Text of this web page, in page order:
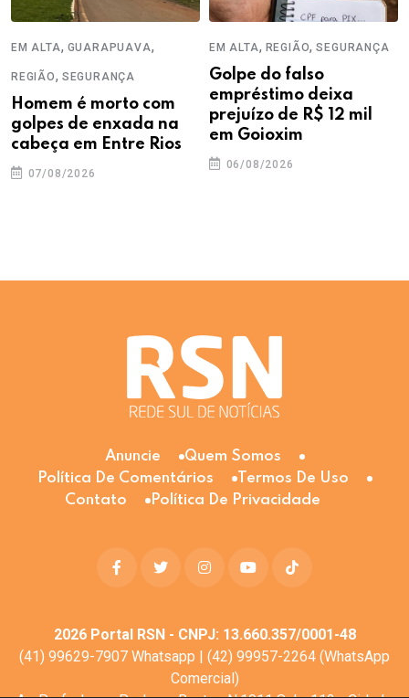
EM ALTA, GUARAPUAVA,
REGIÃO, SEGURANÇA
Homem é morto com
golpes de enxada na
cabeça em Entre Rios
07/08/2026
EM ALTA, REGIÃO,SEGURANÇA
Golpe do falso
empréstimo deixa
prejuízo de R$ 12 mil
em Goioxim
06/08/2026
Anuncie
Quem Somos
Política De Comentários
Termos De Uso
Contato
Política De Privacidade
2026Portal RSN - CNPJ: 13.660.357/0001-48
(41) 99629-7907 Whatsapp | (42) 99957-2264 (WhatsApp
Comercial)